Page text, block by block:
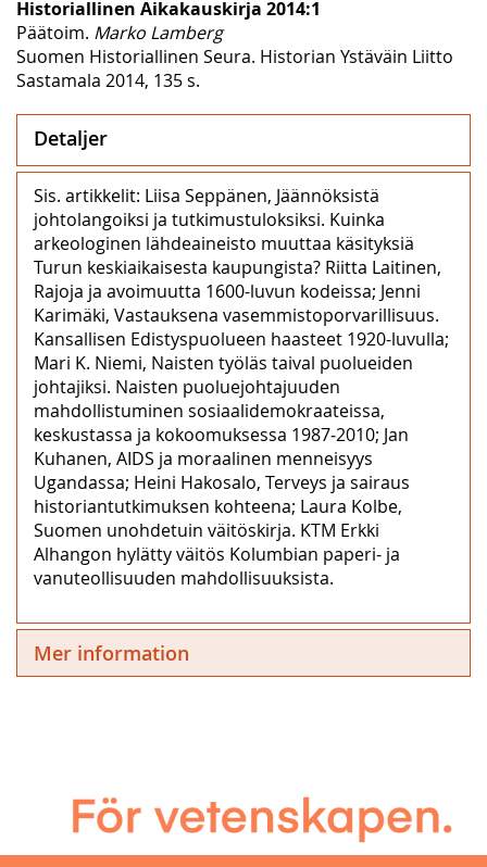
Historiallinen Aikakauskirja 2014:1
Päätoim. Marko Lamberg
Suomen Historiallinen Seura. Historian Ystäväin Liitto
Sastamala 2014, 135 s.
Detaljer
Sis. artikkelit: Liisa Seppänen, Jäännöksistä
johtolangoiksi ja tutkimustuloksiksi. Kuinka
arkeologinen lähdeaineisto muuttaa käsityksiä
Turun keskiaikaisesta kaupungista? Riitta Laitinen,
Rajoja ja avoimuutta 1600-luvun kodeissa; Jenni
Karimäki, Vastauksena vasemmistoporvarillisuus.
Kansallisen Edistyspuolueen haasteet 1920-luvulla;
Mari K. Niemi, Naisten työläs taival puolueiden
johtajiksi. Naisten puoluejohtajuuden
mahdollistuminen sosiaalidemokraateissa,
keskustassa ja kokoomuksessa 1987‒2010; Jan
Kuhanen, AIDS ja moraalinen menneisyys
Ugandassa; Heini Hakosalo, Terveys ja sairaus
historiantutkimuksen kohteena; Laura Kolbe,
Suomen unohdetuin väitöskirja. KTM Erkki
Alhangon hylätty väitös Kolumbian paperi- ja
vanuteollisuuden mahdollisuuksista.
Mer information